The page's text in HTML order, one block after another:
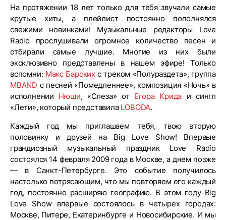
На протяжении 18 лет только для тебя звучали самые
крутые хиты, а плейлист постоянно пополнялся
свежими новинками! Музыкальные редакторы Love
Radio прослушивали огромное количество песен и
отбирали самые лучшие. Многие из них были
эксклюзивно представлены в нашем эфире! Только
вспомни: Макс Барскихс треком «Полураздета», группа
MBAND с песней «Помедленнее», композиция «Ночь» в
исполнении Нюши, «Слеза» от Егора Крида и сингл
«Лети», который представила LOBODA.
Каждый год мы приглашаем тебя, твою вторую
половинку и друзей на Big Love Show! Впервые
грандиозный музыкальный праздник Love Radio
состоялся 14 февраля 2009 года в Москве, а днем позже
— в Санкт-Петербурге. Это событие получилось
настолько потрясающим, что мы повторяем его каждый
год, постоянно расширяю географию. В этом году Big
Love Show впервые состоялось в четырех городах:
Москве, Питере, Екатеринбурге и Новосибирские. И мы